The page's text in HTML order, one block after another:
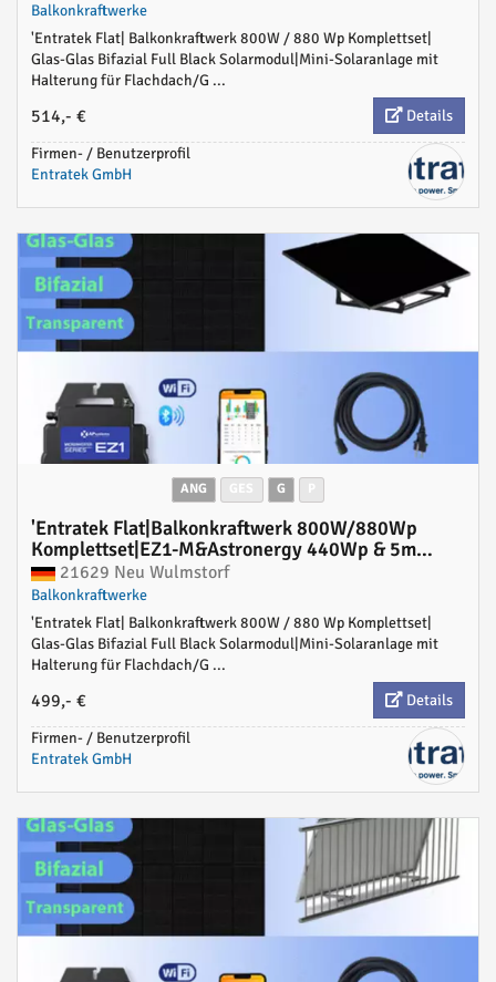
Balkonkraftwerke
'Entratek Flat| Balkonkraftwerk 800W / 880 Wp Komplettset|
Glas-Glas Bifazial Full Black Solarmodul|Mini-Solaranlage mit
Halterung für Flachdach/G ...
514,- €
Details
Firmen- / Benutzerprofil
Entratek GmbH
ANG G
'Entratek Flat|Balkonkraftwerk 800W/880Wp
Komplettset|EZ1-M&Astronergy 440Wp & 5m
Schukokabel'
21629 Neu Wulmstorf
Balkonkraftwerke
'Entratek Flat| Balkonkraftwerk 800W / 880 Wp Komplettset|
Glas-Glas Bifazial Full Black Solarmodul|Mini-Solaranlage mit
Halterung für Flachdach/G ...
499,- €
Details
Firmen- / Benutzerprofil
Entratek GmbH